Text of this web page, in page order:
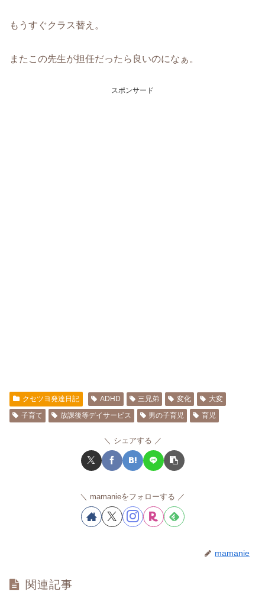
もうすぐクラス替え。
またこの先生が担任だったら良いのになぁ。
スポンサード
クセツヨ発達日記 ADHD 三兄弟 変化
大変
子育て
放課後等デイサービス 男の子育児 育児
シェアする
mamanieをフォローする
mamanie
関連記事